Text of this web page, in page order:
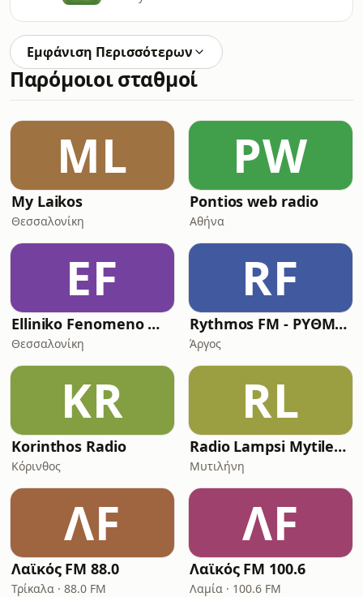
Εμφάνιση Περισσότερων
Παρόμοιοι σταθμοί
ML
My Laikos
Θεσσαλονίκη
PW
Pontios web radio
Αθήνα
EF
Elliniko Fenomeno Webradio
Θεσσαλονίκη
RF
Rythmos FM - ΡΥΘΜΟΣ ΛΑΙΚΑ
Άργος
KR
Korinthos Radio
Κόρινθος
RL
Radio Lampsi Mytilene
Μυτιλήνη
ΛF
Λαϊκός FM 88.0
Τρίκαλα · 88.0 FM
ΛF
Λαϊκός FM 100.6
Λαμία · 100.6 FM